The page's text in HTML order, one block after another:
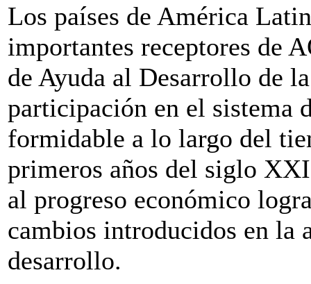
Los países de América
importantes receptores de
de Ayuda al Desarrollo de
participación en el sistema
formidable a lo largo del
primeros años del siglo
al progreso económico
cambios introducidos en la
desarrollo.